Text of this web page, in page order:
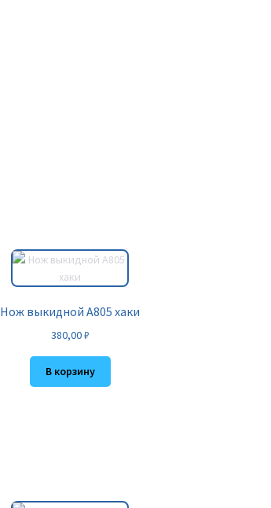
Нож выкидной A805 хаки
380,00₽
В корзину